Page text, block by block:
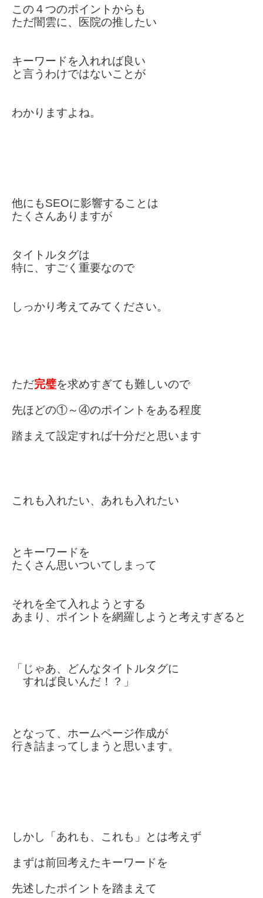
この４つのポイントからも
ただ闇雲に、
医院の推したい
キーワードを入れれば良い
と言うわけではないことが
わかりますよね。
他にもSEOに影響することは
たくさんありますが
タイトルタグは
特に、すごく重要なので
しっかり考えてみてください。
ただ完璧を求めすぎても難しいので
先ほどの①～④のポイントをある程度
踏まえて設定すれば十分だと思います
これも入れたい、あれも入れたい
とキーワードを
たくさん思いついて しまって
それを全て入れようとする
あまり、ポイントを網羅しようと考えすぎると
「じゃあ、どんなタイトルタグに
すれば良いんだ！？」
となって、ホームページ作成が
行き詰まってしまうと思います。
しかし「あれも、これも」とは考えず
まずは前回考えたキーワードを
先述したポイントを踏まえて